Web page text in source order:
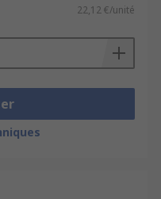
22,12 €/unité